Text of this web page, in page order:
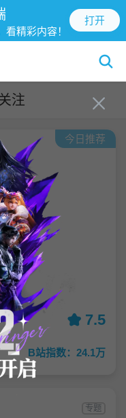
精彩内容！
打开
注
今日推荐
7.5
B站指数：24.1万
专题